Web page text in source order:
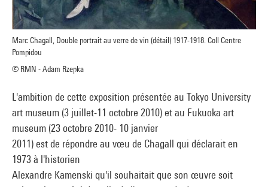
Marc Chagall, Double portrait au verre de vin (détail) 1917-1918. Coll Centre
Pompidou
© RMN - Adam Rzepka
L'ambition de cette exposition présentée au Tokyo University
art museum (3 juillet-11 octobre 2010) et au Fukuoka art
museum (23 octobre 2010- 10 janvier
2011) est de répondre au vœu de Chagall qui déclarait en
1973 à l'historien
Alexandre Kamenski qu'il souhaitait que son œuvre soit